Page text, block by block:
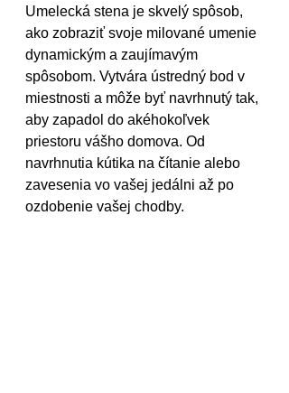
Umelecká stena je skvelý spôsob,
ako zobraziť svoje milované umenie
dynamickým a zaujímavým
spôsobom. Vytvára ústredný bod v
miestnosti a môže byť navrhnutý tak,
aby zapadol do akéhokoľvek
priestoru vášho domova. Od
navrhnutia kútika na čítanie alebo
zavesenia vo vašej jedálni až po
ozdobenie vašej chodby.